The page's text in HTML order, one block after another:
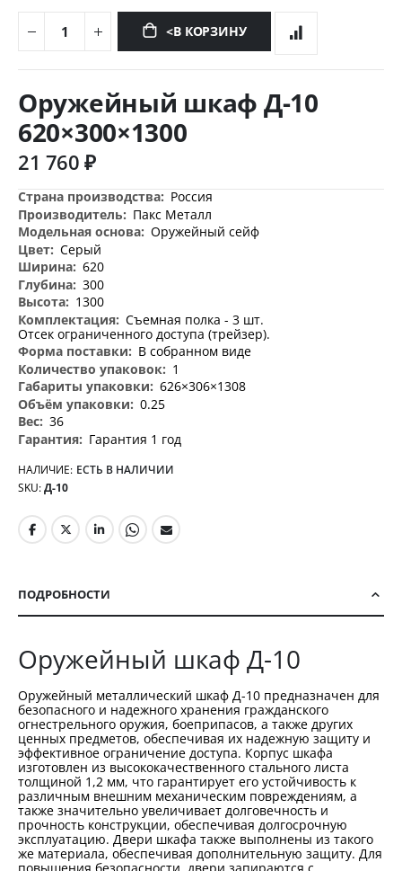
<В КОРЗИНУ
началу
галереи
изображений
Оружейный шкаф Д-10
620×300×1300
21 760 ₽
Дополнительная
информация
Россия
Пакс Металл
Оружейный сейф
Серый
620
300
1300
Съемная полка - 3 шт.
Отсек ограниченного доступа (трейзер).
В собранном виде
1
626×306×1308
0.25
36
Гарантия 1 год
НАЛИЧИЕ: ЕСТЬ В НАЛИЧИИ
SKU Д-10
ПОДРОБНОСТИ
Оружейный шкаф Д-10
Оружейный металлический шкаф Д-10 предназначен для
безопасного и надежного хранения гражданского
огнестрельного оружия, боеприпасов, а также других
ценных предметов, обеспечивая их надежную защиту и
эффективное ограничение доступа. Корпус шкафа
изготовлен из высококачественного стального листа
толщиной 1,2 мм, что гарантирует его устойчивость к
различным внешним механическим повреждениям, а
также значительно увеличивает долговечность и
прочность конструкции, обеспечивая долгосрочную
эксплуатацию. Двери шкафа также выполнены из такого
же материала, обеспечивая дополнительную защиту. Для